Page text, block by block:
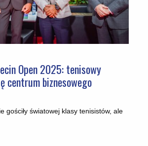
Open 2025: tenisowy
centrum biznesowego
gościły światowej klasy tenisistów, ale